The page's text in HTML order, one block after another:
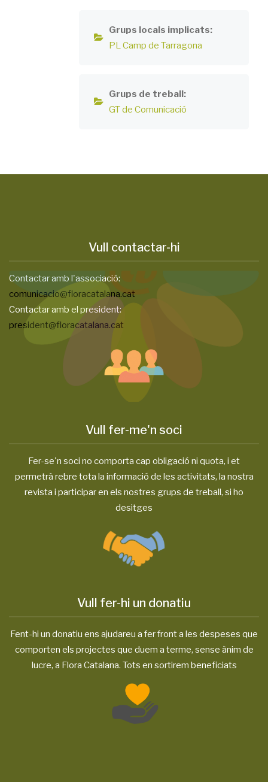
Grups locals implicats
PL Camp de Tarragona
Grups de treball
GT de Comunicació
Vull contactar-hi
Contactar amb l'associació:
comunicacio@floracatalana.cat
Contactar amb el president:
president@floracatalana.cat
Vull fer-me'n soci
Fer-se'n soci no comporta cap obligació ni quota, i et
permetrà rebre tota la informació de les activitats, la nostra
revista i participar en els nostres grups de treball, si ho
desitges
Vull fer-hi un donatiu
Fent-hi un donatiu ens ajudareu a fer front a les despeses que
comporten els projectes que duem a terme, sense ànim de
lucre, a Flora Catalana. Tots en sortirem beneficiats